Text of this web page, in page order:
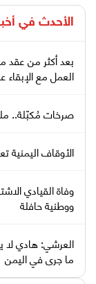
الأحدث في
بعد أكثر من
العمل مع الإبقاء
صرخات مُكبّلة..
الأوقاف اليمنية
وفاة القيادي
ووطنية حافلة
العرشي: هادي لا
ما جرى في اليمن